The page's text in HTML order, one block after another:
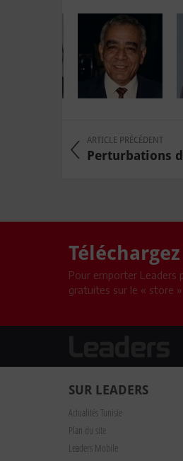
ARTICLE PRÉCÉDENT
Perturbations
Pour emporter Leaders
gratuites sur le « store
SUR LEADERS
Actualités Tunisie
Plan du site
Leaders Mobile